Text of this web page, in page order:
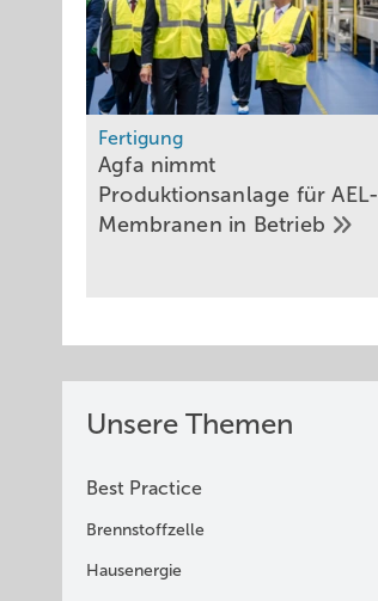
Fertigung
Agfa nimmt
Produktionsanlage für AEL-
Membranen in Betrieb
Unsere Themen
Best Practice
Brennstoffzelle
Hausenergie